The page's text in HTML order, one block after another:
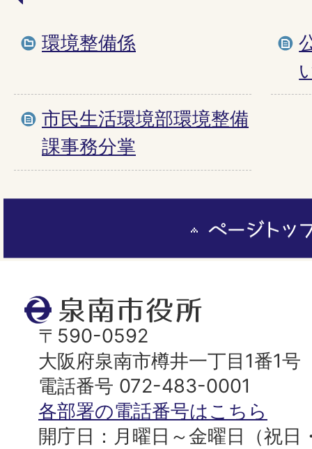
環境整備係
市民生活環境部環境整備
課事務分掌
泉
南
市
役
所
〒590-0592
大阪府泉南市樽井一丁目1番1号
電話番号 072-483-0001
各部署の電話番号はこちら
開庁日：月曜日～金曜日（祝日